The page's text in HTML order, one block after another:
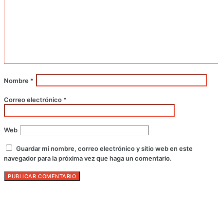
Nombre *
Correo electrónico *
Web
Guardar mi nombre, correo electrónico y sitio web en este
navegador para la próxima vez que haga un comentario.